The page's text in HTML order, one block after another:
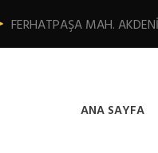
FERHATPAŞA MAH.
ANA SAYFA